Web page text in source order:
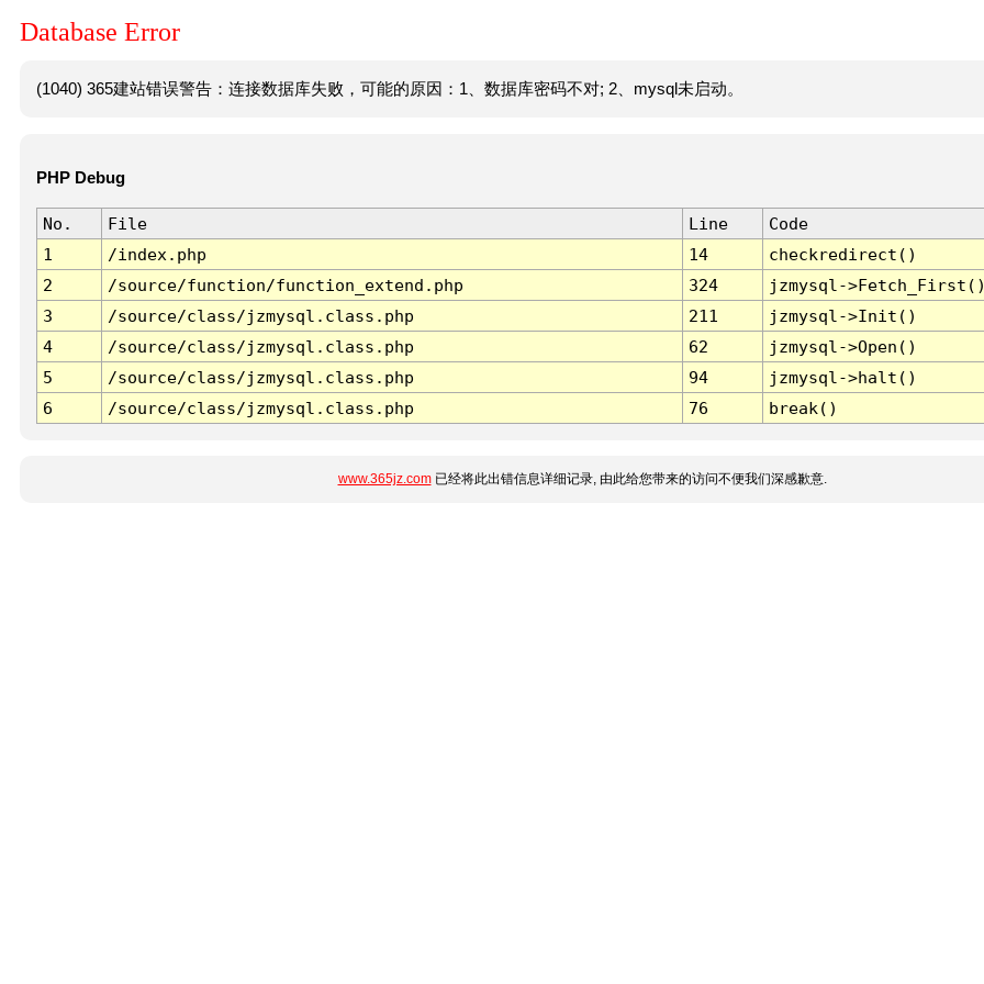
Database Error
(1040) 365建站错误警告：连接数据库失败，可能的原因：1、数据库密码不对; 2、mysql未启动。
PHP Debug
No. File Line
Code
1
/index.php 14
checkredirect()
2
/source/function/function_extend.php 324
jzmysql-
3
/source/class/jzmysql.class.php 211
jzmysql->Init()
4
/source/class/jzmysql.class.php 62
jzmysql->Open()
5
/source/class/jzmysql.class.php 94
jzmysql->halt()
6
/source/class/jzmysql.class.php 76 break()
www.365jz.com已经将此出错信息详细记录, 由此给您带来的访问不便我们深感歉意.